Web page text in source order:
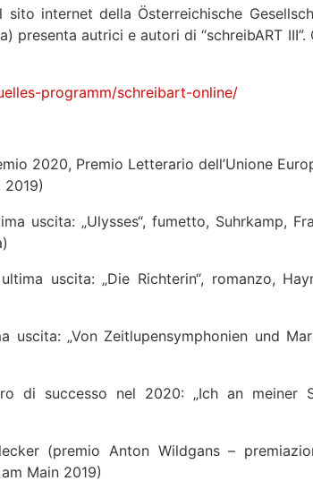
internet della Österreichische
presenta autrici e autori di “schreibART III”.
programm/schreibart-online/
2020, Premio Letterario dell’Unione
2019)
uscita: „Ulysses“, fumetto, Suhrkamp,
uscita: „Die Richterin“, romanzo,
uscita: „Von Zeitlupensymphonien und
di successo nel 2020: „Ich an meiner
(premio Anton Wildgans –
Main 2019)